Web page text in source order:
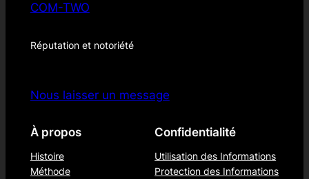
COM-TWO
Réputation et notoriété
Nous laisser un message
À propos
Histoire
Méthode
Confidentialité
Utilisation des Informations
Protection des Informations